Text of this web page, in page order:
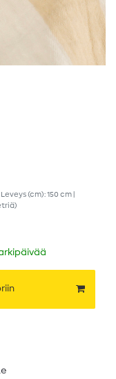
Leveys (cm): 150 cm |
)